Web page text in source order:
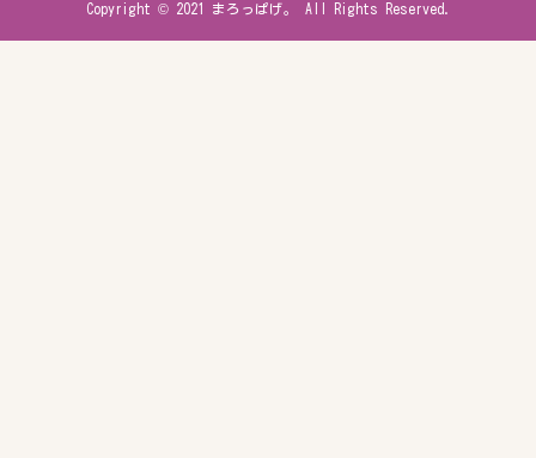
Copyright © 2021 まろっぱげ。 All Rights Reserved.